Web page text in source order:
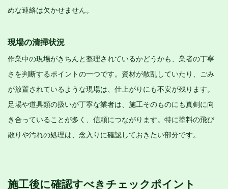
めな連絡は欠かせません。
現場の清掃状況
作業中の現場がきちんと整理されているかどうかも、業者の丁寧
さを判断するポイントの一つです。資材が散乱していたり、ごみ
が放置されているような現場は、仕上がりにも不安が残ります。
足場や道具類の扱いが丁寧な業者は、施工そのものにも真剣に向
き合っていることが多く、信頼につながります。特に塗料の飛び
散りや汚れの処理は、念入りに確認しておきたい部分です。
施工後に確認すべきチェックポイント